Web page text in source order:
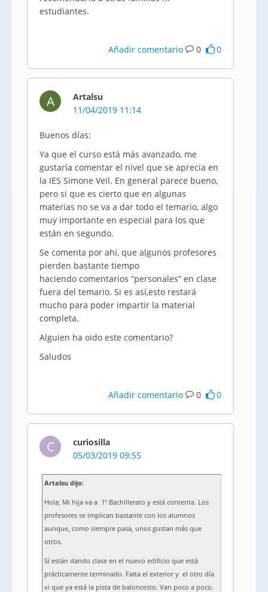
estudiantes.
Añadir comentario 0 0
A
Artalsu
11/04/2019 11:14
Buenos días:
Ya que el curso está más avanzado, me
gustaría comentar el nivel que se aprecia en
la IES Simone Veil. En general parece bueno,
pero si que es cierto que en algunas
materias no se va a dar todo el temario, algo
muy importante en especial para los que
están en segundo.
Se comenta por ahí, que algunos profesores
pierden bastante tiempo
haciendo comentarios “personales” en clase
fuera del temario. Si es así,esto restará
mucho para poder impartir la material
completa.
Alguien ha oido este comentario?
Saludos
Añadir comentario 0 0
C
curiosilla
05/03/2019 09:55
Artalsu dijo:
Hola; Mi hija va a 1º Bachillerato y está contenta. Los
profesores se implican bastante con los alumnos
aunque, como siempre pasa, unos gustan más que
otros.
Sí están dando clase en el nuevo edificio que está
prácticamente terminado. Falta el exterior y el otro día
vi que ya está la pista de baloncesto. Van poco a poco.